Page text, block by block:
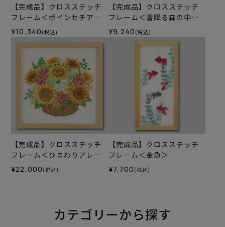
【完成品】クロスステッチ
フレーム＜ポインセチアの
ガーランド＞
¥10,340 (税込)
【完成品】クロスステッチ
フレーム＜雪降る森の中で
＞
¥9,240 (税込)
【完成品】クロスステッチ
フレーム＜ひまわりアレン
ジ＞
¥22,000 (税込)
【完成品】クロスステッチ
フレーム＜金魚＞
¥7,700 (税込)
カテゴリーから探す